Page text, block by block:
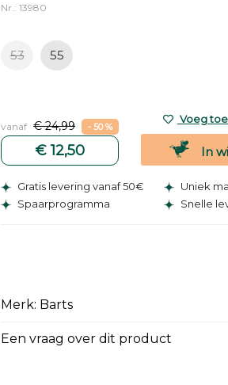
Nr.: 13980
53 55
vanaf € 24,99 - 50 %
€ 12,50
Voeg
In
Gratis levering vanaf 50€
Uniek
Spaarprogramma
Snelle
Merk: Barts
Een vraag over dit product